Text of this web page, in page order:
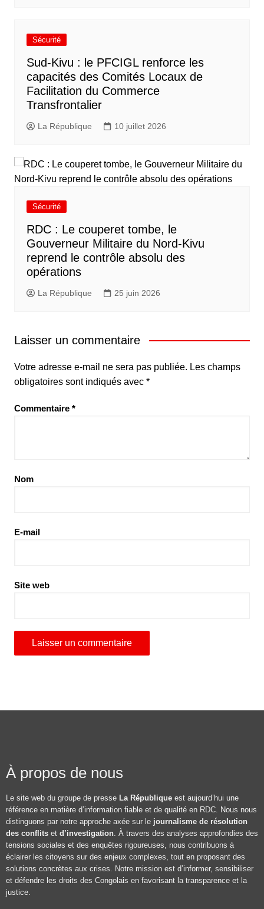
Sécurité
Sud-Kivu : le PFCIGL renforce les
capacités des Comités Locaux de
Facilitation du Commerce
Transfrontalier
La République 10 juillet 2026
Sécurité
RDC : Le couperet tombe, le
Gouverneur Militaire du Nord-Kivu
reprend le contrôle absolu des
opérations
La République 25 juin 2026
Laisser un commentaire
Votre adresse e-mail ne sera pas publiée. Les champs
obligatoires sont indiqués avec *
Commentaire *
Nom
E-mail
Site web
À propos de nous
Le site web du groupe de presse La République est aujourd’hui une
référence en matière d’information fiable et de qualité en RDC. Nous nous
distinguons par notre approche axée sur le journalisme de résolution
des conflits et d’investigation. À travers des analyses approfondies des
tensions sociales et des enquêtes rigoureuses, nous contribuons à
éclairer les citoyens sur des enjeux complexes, tout en proposant des
solutions concrètes aux crises. Notre mission est d’informer, sensibiliser
et défendre les droits des Congolais en favorisant la transparence et la
justice.